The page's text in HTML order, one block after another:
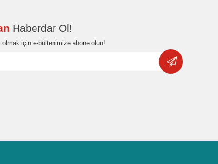
Haberdar Ol!
için e-bültenimize abone olun!